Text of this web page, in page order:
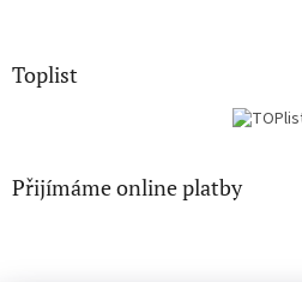
Toplist
Přijímáme online platby